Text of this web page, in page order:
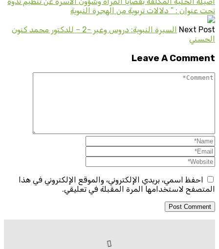
تحت عنوان : ” دلالات تربوية من الهجرة النبوية
Next Post
السيرة النبوية: دروس وعبر -2 – للدكتور محمد كنون
الحسني
Leave A Comment
احفظ اسمي، بريدي الإلكتروني، والموقع الإلكتروني في هذا
المتصفح لاستخدامها المرة المقبلة في تعليقي.